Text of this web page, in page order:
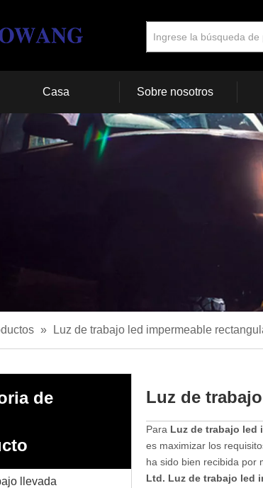
Casa Sobre nosotros
» Luz de trabajo led impermeable
de
llevada
Luz de
Para Luz de trabajo led
es maximizar los
ha sido bien recibida por
Ltd. Luz de trabajo led